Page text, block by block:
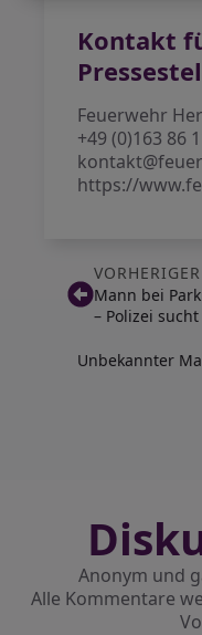
Kontakt
Feuerwehr
+49 (0)163 86
https://
Mann bei
– Polizei
Unbekannter
Anonym und
Alle Kommentare